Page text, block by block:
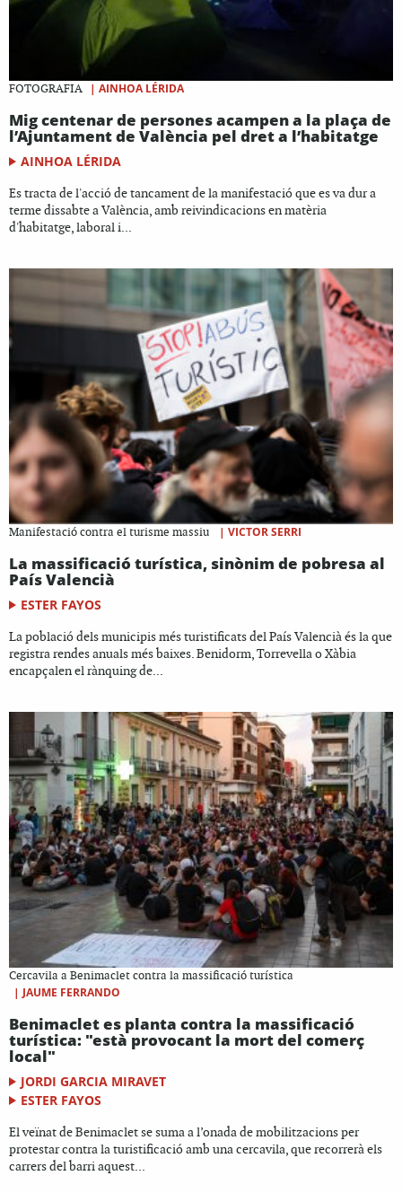
FOTOGRAFIA | AINHOA LÉRIDA
Mig centenar de persones acampen a la plaça de
l’Ajuntament de València pel dret a l’habitatge
AINHOA LÉRIDA
Es tracta de l'acció de tancament de la manifestació que es va dur a
terme dissabte a València, amb reivindicacions en matèria
d'habitatge, laboral i...
Manifestació contra el turisme massiu | VICTOR SERRI
La massificació turística, sinònim de pobresa al
País Valencià
ESTER FAYOS
La població dels municipis més turistificats del País Valencià és la que
registra rendes anuals més baixes. Benidorm, Torrevella o Xàbia
encapçalen el rànquing de...
Cercavila a Benimaclet contra la massificació turística
| JAUME FERRANDO
Benimaclet es planta contra la massificació
turística: "està provocant la mort del comerç
local"
JORDI GARCIA MIRAVET
ESTER FAYOS
El veïnat de Benimaclet se suma a l’onada de mobilitzacions per
protestar contra la turistificació amb una cercavila, que recorrerà els
carrers del barri aquest...